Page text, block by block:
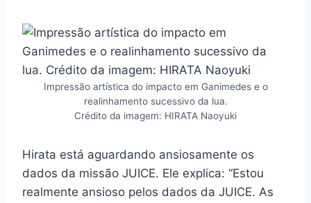
Impressão artística do impacto em Ganimedes e o
realinhamento sucessivo da lua.
Crédito da imagem: HIRATA Naoyuki
Hirata está aguardando ansiosamente os
dados da missão JUICE. Ele explica: “Estou
realmente ansioso pelos dados da JUICE. As